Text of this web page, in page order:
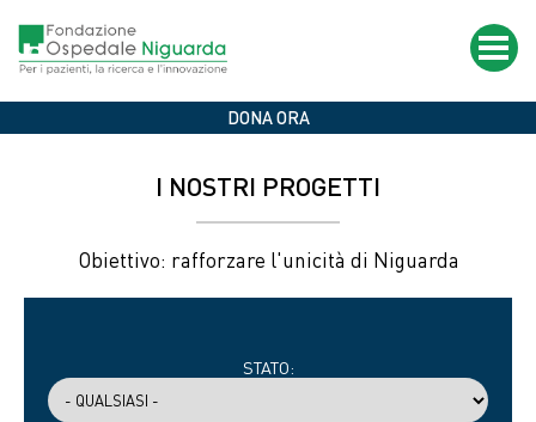
contenuto
principale
DONA ORA
Il tuo 5X1000 alla Fondazione Ospedale Niguarda
I NOSTRI PROGETTI
Obiettivo: rafforzare l'unicità di Niguarda
STATO: